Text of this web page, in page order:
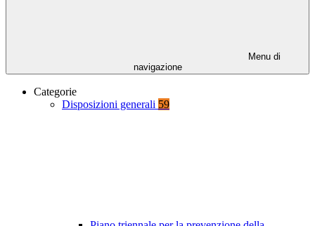
Menu di
navigazione
Categorie
Disposizioni generali 59